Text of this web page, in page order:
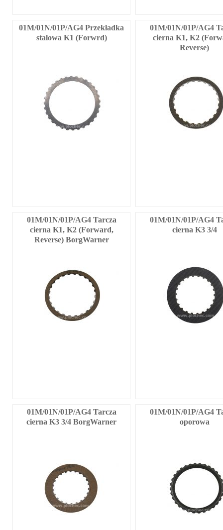
01M/01N/01P/AG4 Przekładka
stalowa K1 (Forwrd)
01M/01N/01P/AG4
cierna K1, K2
Reverse)
01M/01N/01P/AG4 Tarcza
cierna K1, K2 (Forward,
Reverse) BorgWarner
01M/01N/01P/AG4
cierna K3 3/4
01M/01N/01P/AG4 Tarcza
cierna K3 3/4 BorgWarner
01M/01N/01P/AG4
oporowa